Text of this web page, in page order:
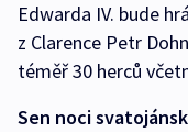
Edwarda IV. bude
z Clarence Petr
téměř 30 herců
Sen noci